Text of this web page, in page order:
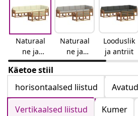
Naturaal
ne ja
kreemjas
Naturaal
ne ja
helehall
Looduslik
ja antriit
Käetoe stiil
horisontaalsed liistud
Vertikaalsed liistud
Kumer